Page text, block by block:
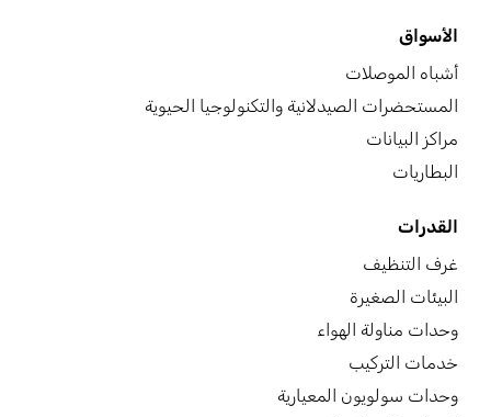
الأسواق
أشباه الموصلات
المستحضرات الصيدلانية والتكنولوجيا الحيوية
مراكز البيانات
البطاريات
القدرات
غرف التنظيف
البيئات الصغيرة
وحدات مناولة الهواء
خدمات التركيب
وحدات سولويون المعيارية